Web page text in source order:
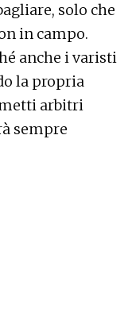
solo che
in campo.
anche i varisti
la propria
metti arbitri
sempre